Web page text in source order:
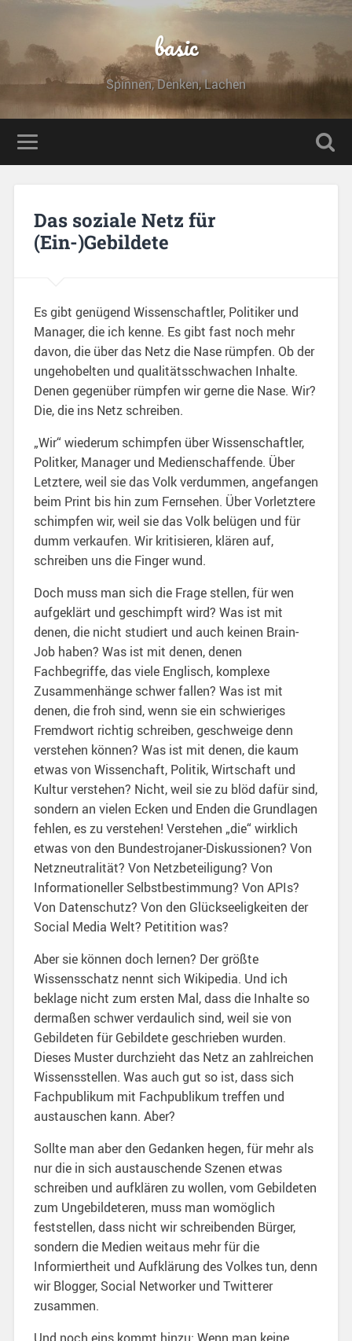
basic
Spinnen, Denken, Lachen
Das soziale Netz für
(Ein-)Gebildete
Es gibt genügend Wissenschaftler, Politiker und
Manager, die ich kenne. Es gibt fast noch mehr
davon, die über das Netz die Nase rümpfen. Ob der
ungehobelten und qualitätsschwachen Inhalte.
Denen gegenüber rümpfen wir gerne die Nase. Wir?
Die, die ins Netz schreiben.
„Wir“ wiederum schimpfen über Wissenschaftler,
Politker, Manager und Medienschaffende. Über
Letztere, weil sie das Volk verdummen, angefangen
beim Print bis hin zum Fernsehen. Über Vorletztere
schimpfen wir, weil sie das Volk belügen und für
dumm verkaufen. Wir kritisieren, klären auf,
schreiben uns die Finger wund.
Doch muss man sich die Frage stellen, für wen
aufgeklärt und geschimpft wird? Was ist mit
denen, die nicht studiert und auch keinen Brain-
Job haben? Was ist mit denen, denen
Fachbegriffe, das viele Englisch, komplexe
Zusammenhänge schwer fallen? Was ist mit
denen, die froh sind, wenn sie ein schwieriges
Fremdwort richtig schreiben, geschweige denn
verstehen können? Was ist mit denen, die kaum
etwas von Wissenchaft, Politik, Wirtschaft und
Kultur verstehen? Nicht, weil sie zu blöd dafür sind,
sondern an vielen Ecken und Enden die Grundlagen
fehlen, es zu verstehen! Verstehen „die“ wirklich
etwas von den Bundestrojaner-Diskussionen? Von
Netzneutralität? Von Netzbeteiligung? Von
Informationeller Selbstbestimmung? Von APIs?
Von Datenschutz? Von den Glückseeligkeiten der
Social Media Welt? Petitition was?
Aber sie können doch lernen? Der größte
Wissensschatz nennt sich Wikipedia. Und ich
beklage nicht zum ersten Mal, dass die Inhalte so
dermaßen schwer verdaulich sind, weil sie von
Gebildeten für Gebildete geschrieben wurden.
Dieses Muster durchzieht das Netz an zahlreichen
Wissensstellen. Was auch gut so ist, dass sich
Fachpublikum mit Fachpublikum treffen und
austauschen kann. Aber?
Sollte man aber den Gedanken hegen, für mehr als
nur die in sich austauschende Szenen etwas
schreiben und aufklären zu wollen, vom Gebildeten
zum Ungebildeteren, muss man womöglich
feststellen, dass nicht wir schreibenden Bürger,
sondern die Medien weitaus mehr für die
Informiertheit und Aufklärung des Volkes tun, denn
wir Blogger, Social Networker und Twitterer
zusammen.